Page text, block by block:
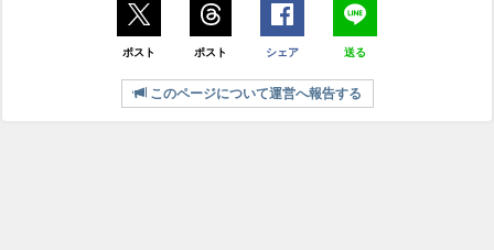
ポスト ポスト シェア 送る
このページについて運営へ報告する